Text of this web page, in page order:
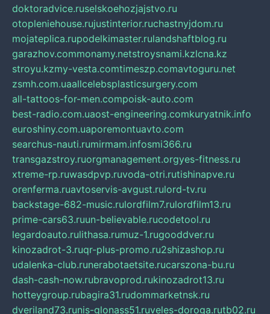
doktoradvice.ruselskoehozjajstvo.ru
otopleniehouse.rujustinterior.ruchastnyjdom.ru
mojateplica.rupodelkimaster.rulandshaftblog.ru
garazhov.commonamy.netstroysnami.kzlcna.kz
stroyu.kzmy-vesta.comtimeszp.comavtoguru.net
zsmh.com.uaallcelebsplasticsurgery.com
all-tattoos-for-men.compoisk-auto.com
best-radio.com.uaost-engineering.comkuryatnik.info
euroshiny.com.uaporemontuavto.com
searchus-nauti.rumirmam.infosmi366.ru
transgazstroy.ruorgmanagement.orgyes-fitness.ru
xtreme-rp.ruwasdpvp.ruvoda-otri.rutishinapve.ru
orenferma.ruavtoservis-avgust.rulord-tv.ru
backstage-682-music.rulordfilm7.rulordfilm13.ru
prime-cars63.ruun-believable.rucodetool.ru
legardoauto.rulithasa.rumuz-1.rugooddver.ru
kinozadrot-3.ruqr-plus-promo.ru2shizashop.ru
udalenka-club.runerabotaetsite.rucarszona-bu.ru
dash-cash-now.rubravoprod.rukinozadrot13.ru
hotteygroup.rubagira31.rudommarketnsk.ru
dveriland73.runis-glonass51.ruveles-doroga.rutb02.ru